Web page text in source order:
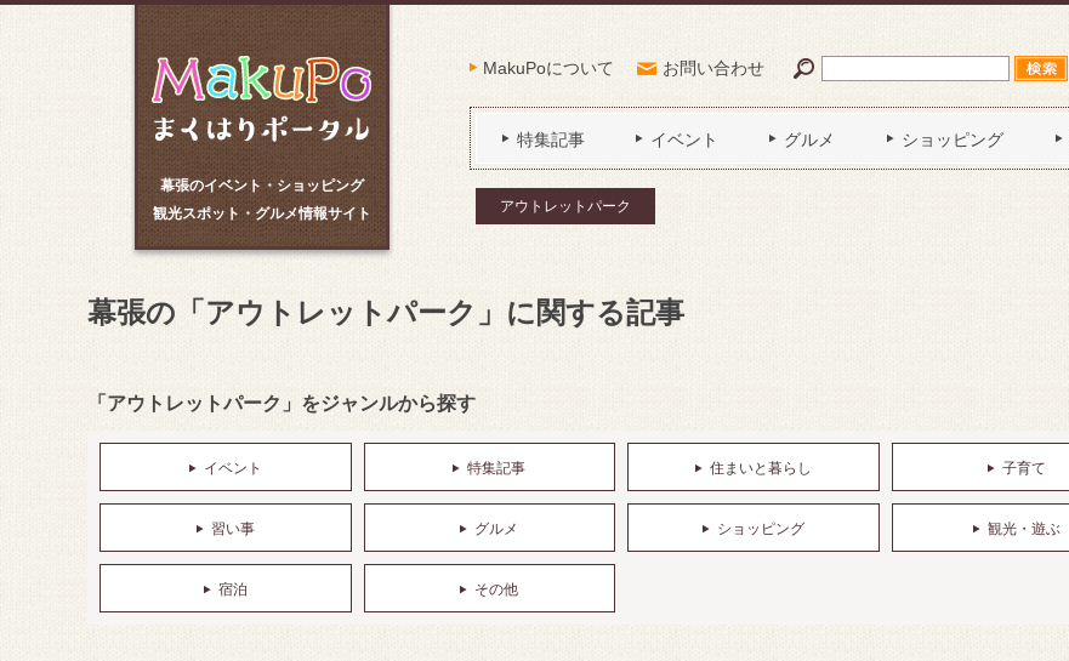
幕張のイベント・ショッピング
観光スポット・グルメ情報サイト
MakuPoについて お問い合わせ
特集記事 イベント グルメ ショッピング
アウトレットパーク
幕張の「アウトレットパーク」に関する記事
「アウトレットパーク」をジャンルから探す
イベント 特集記事 住まいと暮らし 子育て
習い事 グルメ ショッピング 観光・遊ぶ
宿泊 その他